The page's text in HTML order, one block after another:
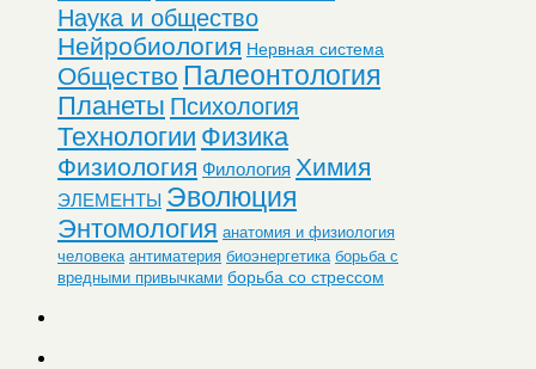
Наука и общество
Нейробиология Нервная система
Общество Палеонтология
Планеты Психология
Технологии Физика
Физиология Филология Химия
ЭЛЕМЕНТЫ Эволюция
Энтомология анатомия и физиология
человека антиматерия биоэнергетика борьба с
вредными привычками борьба со стрессом